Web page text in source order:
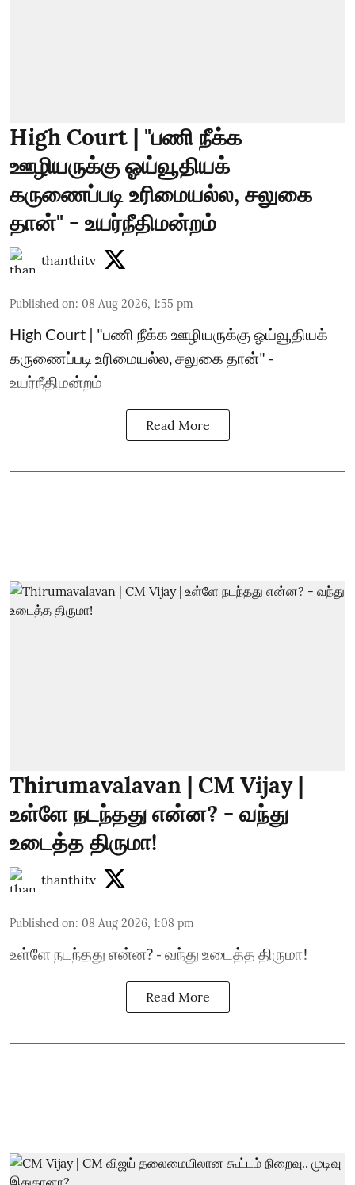
High Court | "பணி நீக்க
ஊழியருக்கு ஓய்வூதியக்
கருணைப்படி உரிமையல்ல, சலுகை
தான்" - உயர்நீதிமன்றம்
thanthitv
Published on: 08 Aug 2026, 1:55 pm
High Court | "பணி நீக்க ஊழியருக்கு ஓய்வூதியக்
கருணைப்படி உரிமையல்ல, சலுகை தான்" -
உயர்நீதிமன்றம்
Read More
Thirumavalavan | CM Vijay |
உள்ளே நடந்தது என்ன? - வந்து
உடைத்த திருமா!
thanthitv
Published on: 08 Aug 2026, 1:08 pm
உள்ளே நடந்தது என்ன? - வந்து உடைத்த திருமா!
Read More